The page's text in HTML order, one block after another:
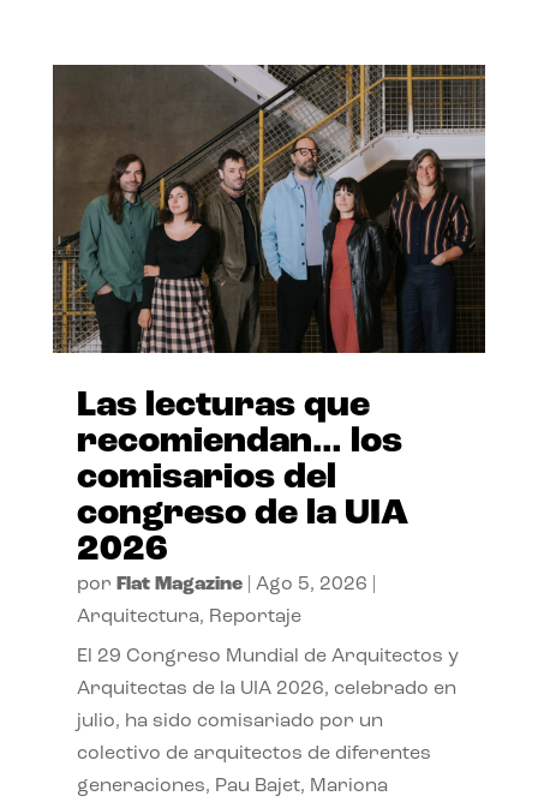
Las lecturas que
recomiendan… los
comisarios del
congreso de la UIA
2026
por Flat Magazine| Ago 5, 2026
Arquitectura, Reportaje
El 29 Congreso Mundial de Arquitectos y
Arquitectas de la UIA 2026, celebrado en
julio, ha sido comisariado por un
colectivo de arquitectos de diferentes
generaciones, Pau Bajet, Mariona